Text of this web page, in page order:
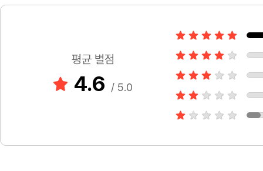
평균 별점
4.6 / 5.0